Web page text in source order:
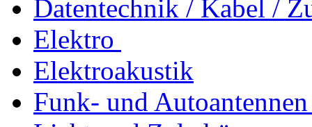
Datentechnik / Kabel /
Elektro
Elektroakustik
Funk- und Autoantennen